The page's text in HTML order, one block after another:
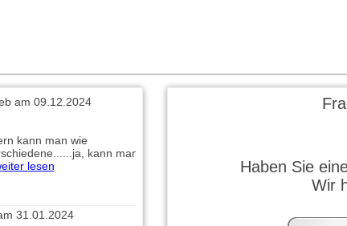
am 09.12.2024
kann man wie
kann man
lesen
31.01.2024
Haben Sie
Wir